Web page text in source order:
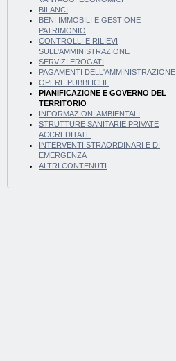
BILANCI
BENI IMMOBILI E GESTIONE
PATRIMONIO
CONTROLLI E RILIEVI
SULL'AMMINISTRAZIONE
SERVIZI EROGATI
PAGAMENTI DELL'AMMINISTRAZIONE
OPERE PUBBLICHE
PIANIFICAZIONE E GOVERNO DEL
TERRITORIO
INFORMAZIONI AMBIENTALI
STRUTTURE SANITARIE PRIVATE
ACCREDITATE
INTERVENTI STRAORDINARI E DI
EMERGENZA
ALTRI CONTENUTI